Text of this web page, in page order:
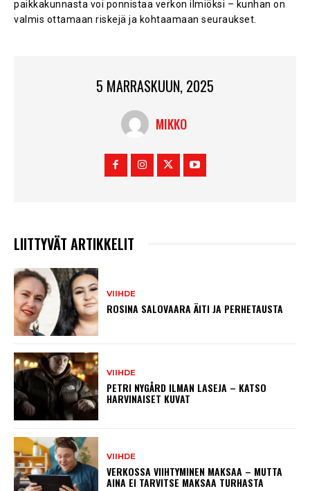
paikkakunnasta voi ponnistaa verkon ilmiöksi – kunhan on
valmis ottamaan riskejä ja kohtaamaan seuraukset.
5 MARRASKUUN, 2025
MIKKO
LIITTYVÄT ARTIKKELIT
VIIHDE
ROSINA SALOVAARA ÄITI JA PERHETAUSTA
VIIHDE
PETRI NYGÅRD ILMAN LASEJA – KATSO
HARVINAISET KUVAT
VIIHDE
VERKOSSA VIIHTYMINEN MAKSAA – MUTTA
AINA EI TARVITSE MAKSAA TURHASTA